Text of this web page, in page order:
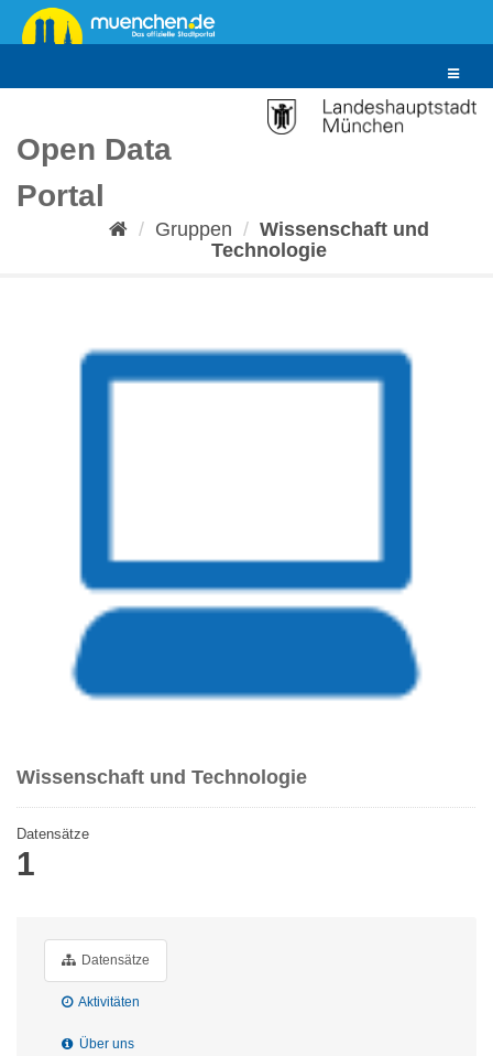
Überspringen
zum
Toggle
Open Data
Portal
Gruppen
Wissenschaft und
Technologie
Wissenschaft und Technologie
Datensätze
1
Datensätze
Aktivitäten
Über uns